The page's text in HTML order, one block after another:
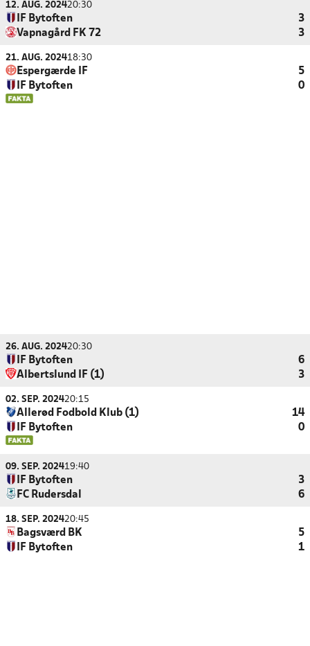
12. AUG. 202420:30
IF Bytoften
3
Vapnagård FK 72
3
21. AUG. 202418:30
Espergærde IF
5
IF Bytoften
0
26. AUG. 202420:30
IF Bytoften
6
Albertslund IF (1)
3
02. SEP. 202420:15
Allerød Fodbold Klub (1)
14
IF Bytoften
0
09. SEP. 202419:40
IF Bytoften
3
FC Rudersdal
6
18. SEP. 202420:45
Bagsværd BK
5
IF Bytoften
1